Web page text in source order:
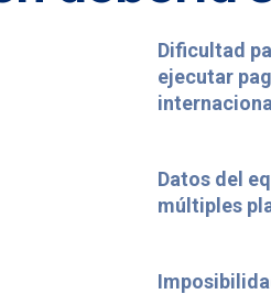
Dificultad
ejecutar
Datos del
múltiples